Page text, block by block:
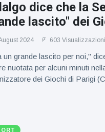
dice che la
lascito" dei
2024 603 Visualizzazioni
un grande lascito per noi,"
nuotata per alcuni minuti
dei Giochi di Parigi